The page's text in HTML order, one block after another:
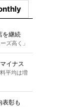
を継続
ズ高く」
イナス
平均は増
表彰も